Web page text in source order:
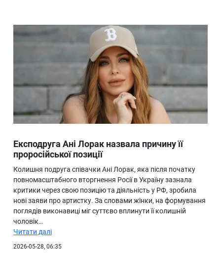
Експодруга Ані Лорак назвала причину її
проросійської позиції
Колишня подруга співачки Ані Лорак, яка після початку
повномасштабного вторгнення Росії в Україну зазнала
критики через свою позицію та діяльність у РФ, зробила
нові заяви про артистку. За словами жінки, на формування
поглядів виконавиці міг суттєво вплинути її колишній
чоловік…
Читати далі
2026-05-28, 06:35